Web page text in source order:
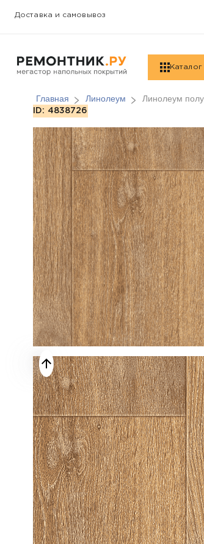
Доставка и самовывоз
Каталог
Главная Линолеум Линолеум
Линолеум
ID: 4838726